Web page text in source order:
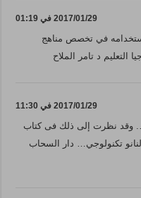
2017/01/29 في 01:19
في تخصص مناهج
التعليم د تامر الملاح
2017/01/29 في 11:30
وقد نظرت إلى ذلك فى كتاب
تكنولوجي… دار السحاب